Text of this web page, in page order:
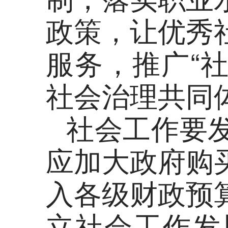
政策，让优秀
服务，推广“
社会治理共同
社会工作要
应加大政府购
入各级财政